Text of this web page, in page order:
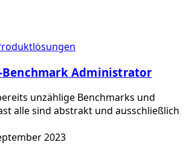
Benchmark Administrator
unzählige Benchmarks und
alle sind abstrakt und ausschließlich
2023